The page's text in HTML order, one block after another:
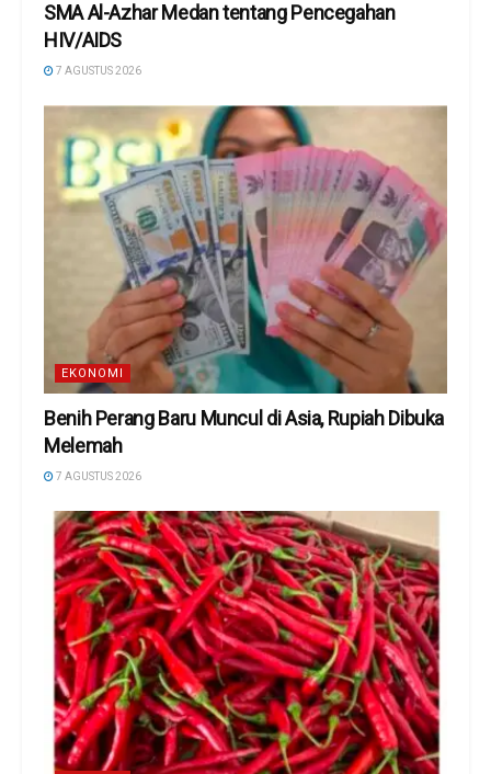
SMA Al-Azhar Medan tentang Pencegahan
HIV/AIDS
7 AGUSTUS 2026
EKONOMI
Benih Perang Baru Muncul di Asia, Rupiah Dibuka
Melemah
7 AGUSTUS 2026